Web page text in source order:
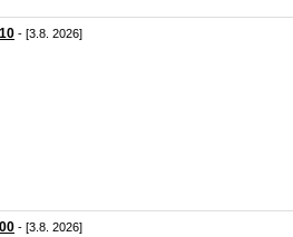
- [3.8. 2026]
- [3.8. 2026]